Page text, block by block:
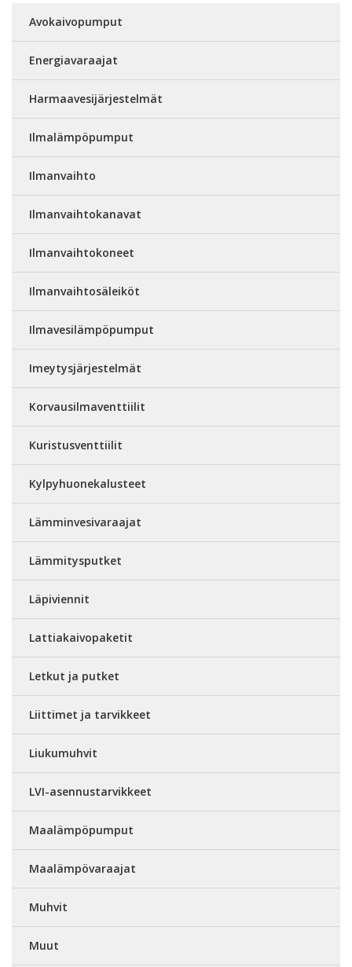
Avokaivopumput
Energiavaraajat
Harmaavesijärjestelmät
Ilmalämpöpumput
Ilmanvaihto
Ilmanvaihtokanavat
Ilmanvaihtokoneet
Ilmanvaihtosäleiköt
Ilmavesilämpöpumput
Imeytysjärjestelmät
Korvausilmaventtiilit
Kuristusventtiilit
Kylpyhuonekalusteet
Lämminvesivaraajat
Lämmitysputket
Läpiviennit
Lattiakaivopaketit
Letkut ja putket
Liittimet ja tarvikkeet
Liukumuhvit
LVI-asennustarvikkeet
Maalämpöpumput
Maalämpövaraajat
Muhvit
Muut